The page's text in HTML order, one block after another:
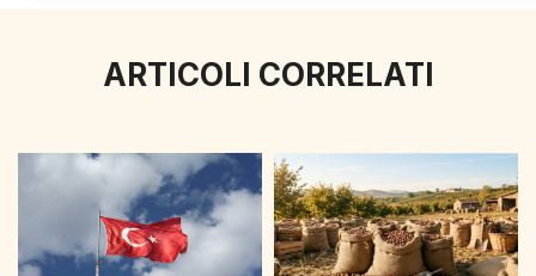
ARTICOLI CORRELATI